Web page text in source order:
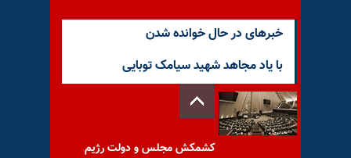
خبرهای در حال خوانده شدن
با یاد مجاهد شهید سیامک توبایی
کشمکش مجلس و دولت رژیم